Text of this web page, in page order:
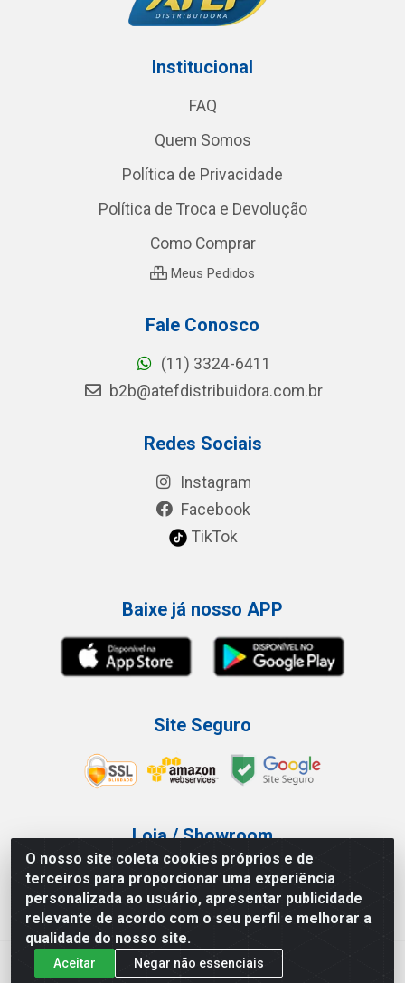
O nosso site coleta cookies próprios e de
terceiros para proporcionar uma experiência
personalizada ao usuário, apresentar publicidade
relevante de acordo com o seu perfil e melhorar a
qualidade do nosso site.
Aceitar Negar não essenciais
Institucional
FAQ
Quem Somos
Política de Privacidade
Política de Troca e Devolução
Como Comprar
Meus Pedidos
Fale Conosco
(11) 3324-6411
b2b@atefdistribuidora.com.br
Redes Sociais
Instagram
Facebook
TikTok
Baixe já nosso APP
Site Seguro
Loja / Showroom
Tel.: (11) 3227-0546
Av Vautier, 587/597 - Pari - São Paulo/SP
Atef Distribuidora LTDA - Av. Vautier, 585/597 - Pari - São